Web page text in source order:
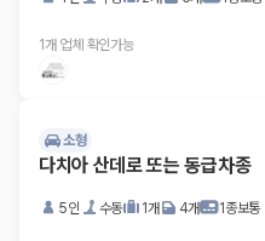
1개 업체 확인가능
소형
다치아 산데로 또는 동급차종
5인 수동 1개 4개 1종보통